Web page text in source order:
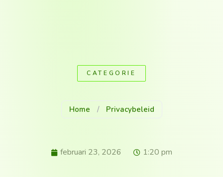
CATEGORIE
Home / Privacybeleid
februari 23, 2026 1:20 pm